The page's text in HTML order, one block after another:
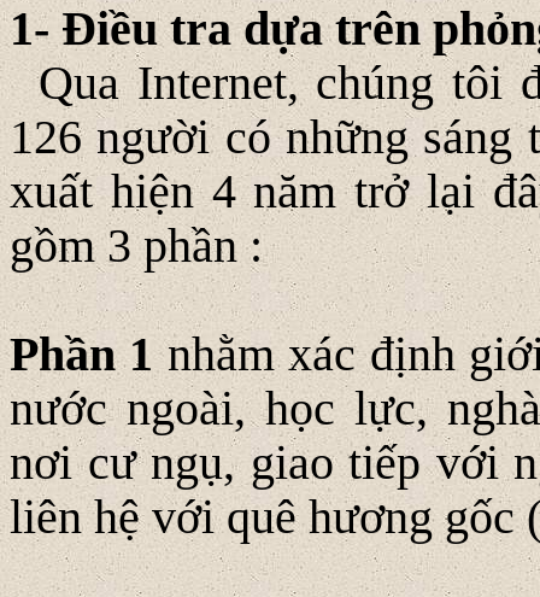
1- Ðiều tra dựa trên
Qua Internet, chúng tôi
126 người có những
xuất hiện 4 năm trở lại
gồm 3 phần :
Phần 1nhằm xác định
nước ngoài, học lực,
nơi cư ngụ, giao tiếp với
liên hệ với quê hương